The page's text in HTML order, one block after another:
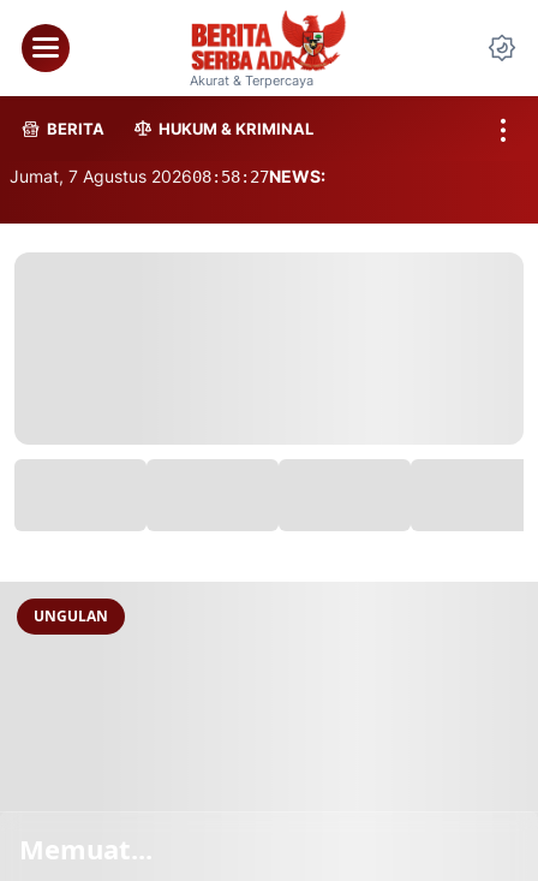
Akurat & Terpercaya
BERITA HUKUM & KRIMINAL
Jumat, 7 Agustus 202608:58:28NEWS:
UNGULAN
Memuat...